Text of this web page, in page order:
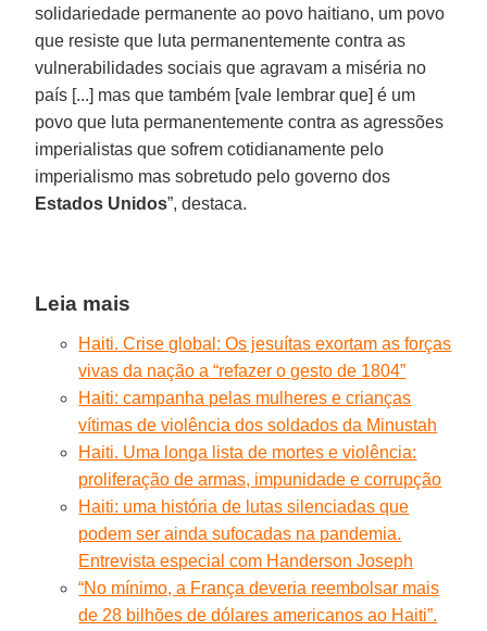
solidariedade permanente ao povo haitiano, um povo
que resiste que luta permanentemente contra as
vulnerabilidades sociais que agravam a miséria no
país [...] mas que também [vale lembrar que] é um
povo que luta permanentemente contra as agressões
imperialistas que sofrem cotidianamente pelo
imperialismo mas sobretudo pelo governo dos
Estados Unidos”, destaca.
Leia mais
Haiti. Crise global: Os jesuítas exortam as forças
vivas da nação a “refazer o gesto de 1804”
Haiti: campanha pelas mulheres e crianças
vítimas de violência dos soldados da Minustah
Haiti. Uma longa lista de mortes e violência:
proliferação de armas, impunidade e corrupção
Haiti: uma história de lutas silenciadas que
podem ser ainda sufocadas na pandemia.
Entrevista especial com Handerson Joseph
“No mínimo, a França deveria reembolsar mais
de 28 bilhões de dólares americanos ao Haiti”.